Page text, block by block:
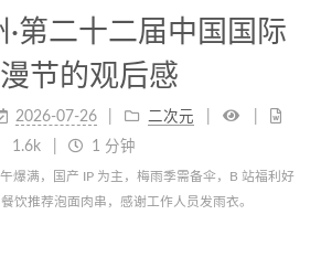
第二十二届中国国际
节的观后感
2026-07-26
二次元
1.6k
1 分钟
爆满，国产 IP 为主，梅雨季需备伞，B 站福利好
饮推荐泡面肉串，感谢工作人员发雨衣。